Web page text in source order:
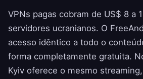
VPNs pagas cobram de US$ 8 a
servidores ucranianos. O
acesso idêntico a todo o
forma completamente gratuita.
Kyiv oferece o mesmo